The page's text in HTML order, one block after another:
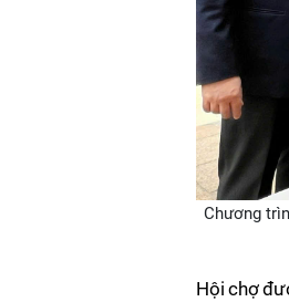
Chương
Hội chợ